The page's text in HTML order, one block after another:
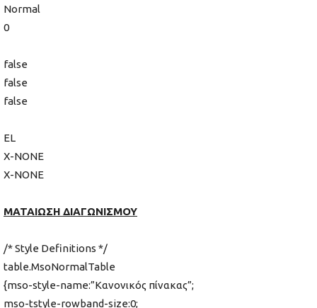
Normal
0
false
false
false
EL
X-NONE
X-NONE
ΜΑΤΑΙΩΣΗ ΔΙΑΓΩΝΙΣΜΟΥ
/* Style Definitions */
table.MsoNormalTable
{mso-style-name:”Κανονικός πίνακας”;
mso-tstyle-rowband-size:0;